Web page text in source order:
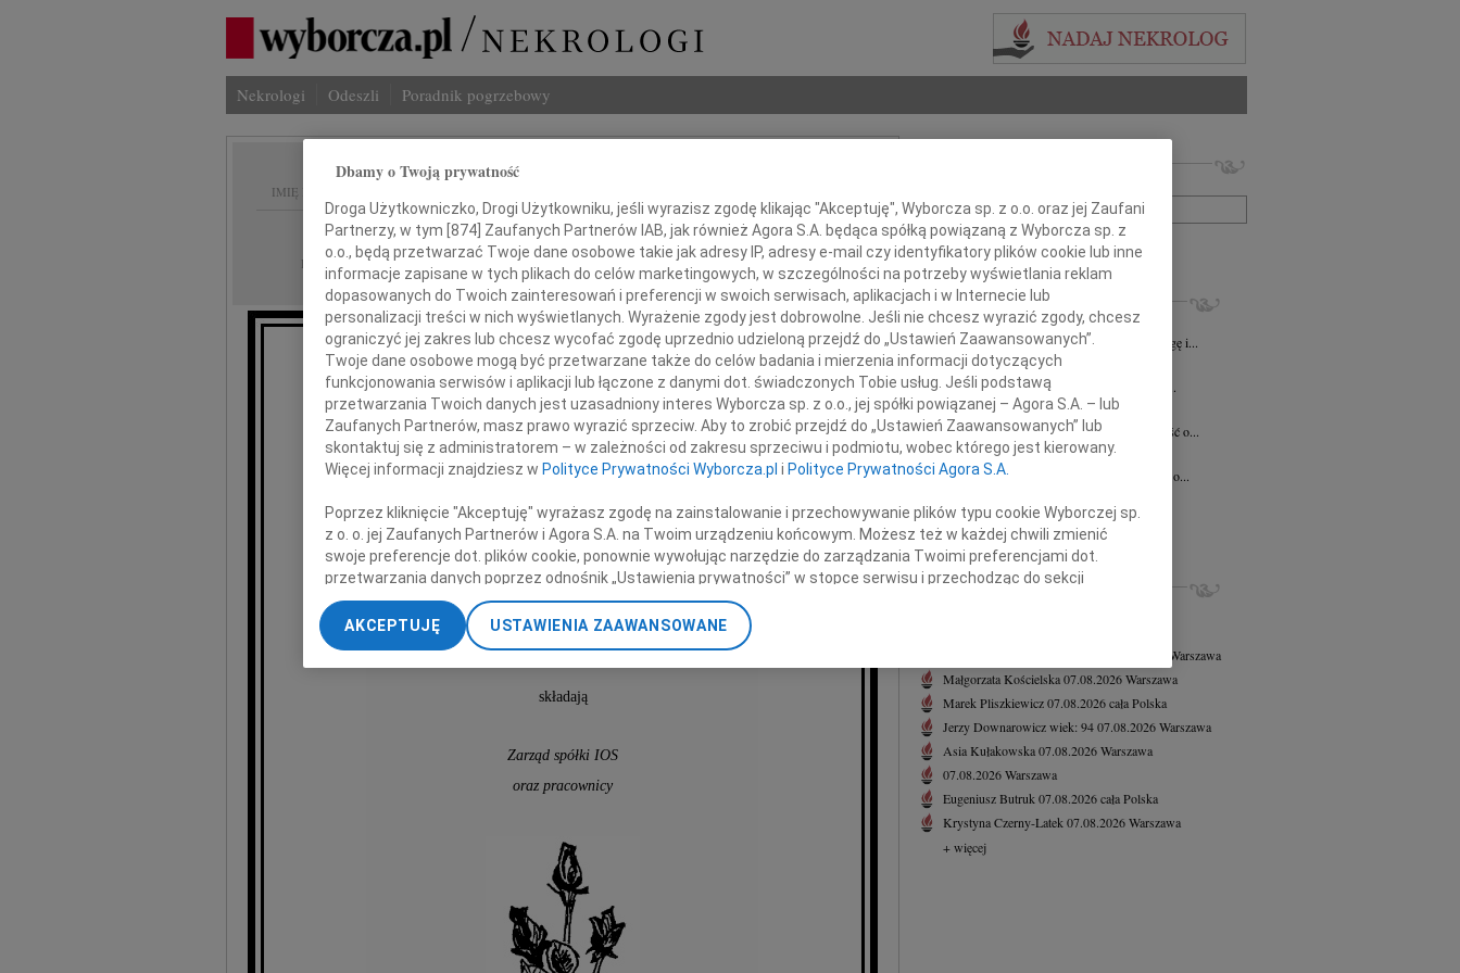
Nekrologi Odeszli Poradnik pogrzebowy
IMIĘ I NAZWISKO:
REGION: Katowice
DATA EMISJI: 07.07.2010
Szanownej Pani
Jolancie Pondel
wyrazy głębokiego współczucia
z powodu śmierci
Ojca
składają
Zarząd spółki IOS
oraz pracownicy
Szukaj nekrologów i wspomnień
+ szukanie zaawansowane
INNE NEKROLOGI
07.08.2026Katowice
Z wielkim smutkiem żegnamy naszego Kolegę i...
06.08.2026Katowice
Drogiej Koleżance Sabinie Kacan składamy...
Marcin Kurek24.07.2026Katowice
Z głębokim smutkiem przyjęliśmy wiadomość o...
Tadeusz Zając15.07.2026Katowice
Z głębokim smutkiem przyjąłem wiadomość o...
Drogi Krystianie z ogromnym smutkiem...
+ więcej
NAJNOWSZE NEKROLOGI, KONDOLENCJE
Warszawa
Małgorzata Kościelska07.08.2026Warszawa
Marek Pliszkiewicz07.08.2026cała Polska
Jerzy Downarowiczwiek: 9407.08.2026Warszawa
Asia Kułakowska07.08.2026Warszawa
07.08.2026Warszawa
Eugeniusz Butruk 07.08.2026cała Polska
Krystyna Czerny-Latek 07.08.2026Warszawa
+ więcej
Dbamy o Twoją prywatność
Droga Użytkowniczko, Drogi Użytkowniku, jeśli wyrazisz zgodę klikając "Akceptuję", Wyborcza sp. z o.o. oraz jej Zaufani
Partnerzy, w tym [ 874 ] Zaufanych Partnerów IAB, jak również Agora S.A. będąca spółką powiązaną z Wyborcza sp. z
o.o., będą przetwarzać Twoje dane osobowe takie jak adresy IP, adresy e-mail czy identyfikatory plików cookie lub inne
informacje zapisane w tych plikach do celów marketingowych, w szczególności na potrzeby wyświetlania reklam
dopasowanych do Twoich zainteresowań i preferencji w swoich serwisach, aplikacjach i w Internecie lub
personalizacji treści w nich wyświetlanych. Wyrażenie zgody jest dobrowolne. Jeśli nie chcesz wyrazić zgody, chcesz
ograniczyć jej zakres lub chcesz wycofać zgodę uprzednio udzieloną przejdź do „Ustawień Zaawansowanych”.
Twoje dane osobowe mogą być przetwarzane także do celów badania i mierzenia informacji dotyczących
funkcjonowania serwisów i aplikacji lub łączone z danymi dot. świadczonych Tobie usług. Jeśli podstawą
przetwarzania Twoich danych jest uzasadniony interes Wyborcza sp. z o.o., jej spółki powiązanej – Agora S.A. – lub
Zaufanych Partnerów, masz prawo wyrazić sprzeciw. Aby to zrobić przejdź do „Ustawień Zaawansowanych” lub
skontaktuj się z administratorem – w zależności od zakresu sprzeciwu i podmiotu, wobec którego jest kierowany.
Więcej informacji znajdziesz w Polityce Prywatności Wyborcza.pl i Polityce Prywatności Agora S.A.
Poprzez kliknięcie "Akceptuję" wyrażasz zgodę na zainstalowanie i przechowywanie plików typu cookie Wyborczej sp.
z o. o. jej Zaufanych Partnerów i Agora S.A. na Twoim urządzeniu końcowym. Możesz też w każdej chwili zmienić
swoje preferencje dot. plików cookie, ponownie wywołując narzędzie do zarządzania Twoimi preferencjami dot.
przetwarzania danych poprzez odnośnik „Ustawienia prywatności” w stopce serwisu i przechodząc do sekcji
„Ustawienia zaawansowane”. Zmiana ustawień plików cookie możliwa jest także za pomocą ustawień przeglądarki.
My, nasi Zaufani Partnerzy i Agora S.A. możemy przetwarzać dane osobowe w następujących celach:
dokładnych danych geolokalizacyjnych. Aktywne skanowanie charakterystyki urządzenia do celów identyfikacji.
Przechowywanie informacji na urządzeniu lub dostęp do nich. Spersonalizowane reklamy i treści, pomiar reklam i
treści, badnie odbiorców i ulepszanie usług.
USTAWIENIA ZAAWANSOWANE
AKCEPTUJĘ